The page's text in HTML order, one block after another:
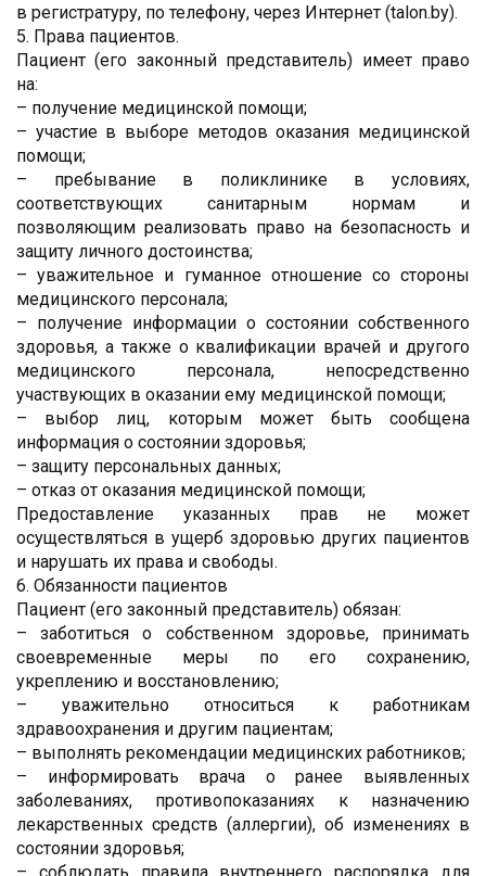
в регистратуру, по телефону, через Интернет (talon.by).
5. Права пациентов.
Пациент (его законный представитель) имеет право
на:
– получение медицинской помощи;
– участие в выборе методов оказания медицинской
помощи;
– пребывание в поликлинике в условиях,
соответствующих санитарным нормам и
позволяющим реализовать право на безопасность и
защиту личного достоинства;
– уважительное и гуманное отношение со стороны
медицинского персонала;
– получение информации о состоянии собственного
здоровья, а также о квалификации врачей и другого
медицинского персонала, непосредственно
участвующих в оказании ему медицинской помощи;
– выбор лиц, которым может быть сообщена
информация о состоянии здоровья;
– защиту персональных данных;
– отказ от оказания медицинской помощи;
Предоставление указанных прав не может
осуществляться в ущерб здоровью других пациентов
и нарушать их права и свободы.
6. Обязанности пациентов
Пациент (его законный представитель) обязан:
– заботиться о собственном здоровье, принимать
своевременные меры по его сохранению,
укреплению и восстановлению;
– уважительно относиться к работникам
здравоохранения и другим пациентам;
– выполнять рекомендации медицинских работников;
– информировать врача о ранее выявленных
заболеваниях, противопоказаниях к назначению
лекарственных средств (аллергии), об изменениях в
состоянии здоровья;
– соблюдать правила внутреннего распорядка для